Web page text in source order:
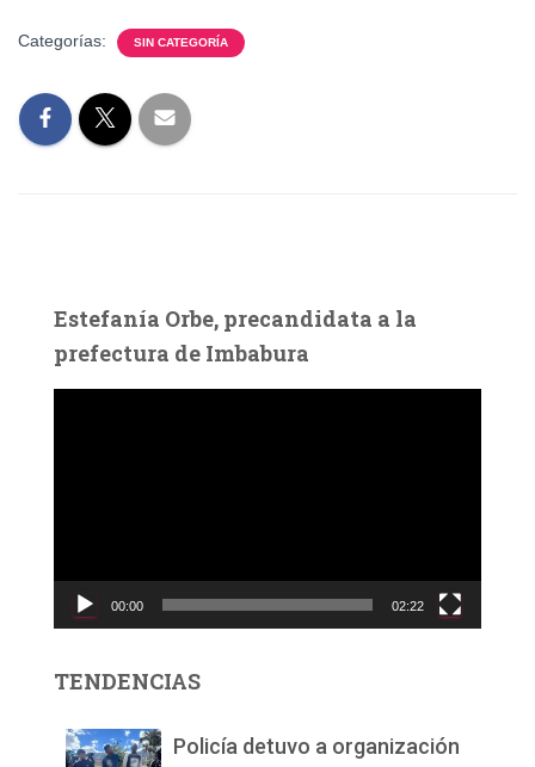
Categorías: SIN CATEGORÍA
Estefanía Orbe, precandidata a la
prefectura de Imbabura
c
d
00:00 02:22
TENDENCIAS
Policía detuvo a organización